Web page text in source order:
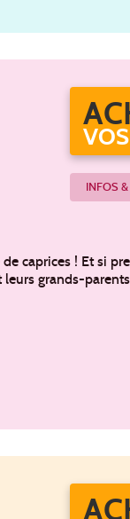
INFOS
caprices ! Et si
grands-